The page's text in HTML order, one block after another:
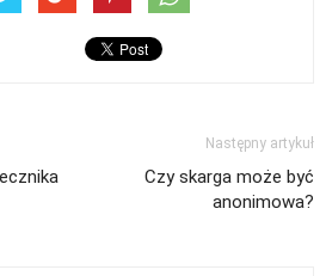
Następny artykuł
Czy skarga może być
anonimowa?